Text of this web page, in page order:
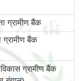
ग्रामीण बैंक
ग्रामीण बैंक
विकास ग्रामीण बैंक